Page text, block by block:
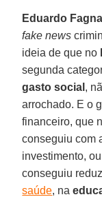
Eduardo
fake news
ideia de que no
segunda
gasto social ,
arrochado. E o
financeiro, que
conseguiu com
investimento,
conseguiu
saúde, na